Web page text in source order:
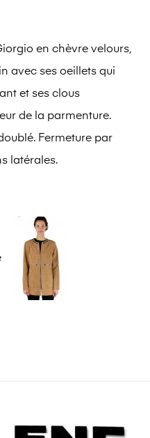
en chèvre velours,
avec ses oeillets qui
et ses clous
de la parmenture.
Fermeture par
latérales.